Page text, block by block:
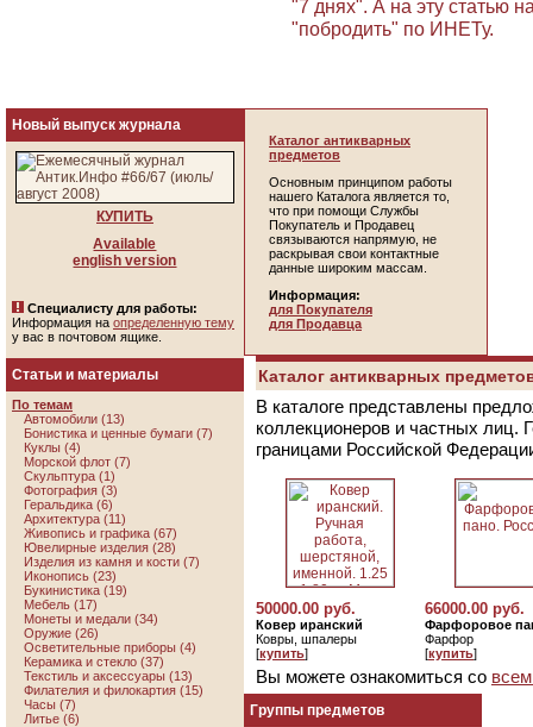
"7 днях". А на эту статью
"побродить" по ИНЕТу.
Новый выпуск журнала
КУПИТЬ
Available
english version
Специалисту для работы:
Информация на определенную тему
у вас в почтовом ящике.
Статьи и материалы
По темам
Автомобили (13)
Бонистика и ценные бумаги (7)
Куклы (4)
Морской флот (7)
Скульптура (1)
Фотография (3)
Геральдика (6)
Архитектура (11)
Живопись и графика (67)
Ювелирные изделия (28)
Изделия из камня и кости (7)
Иконопись (23)
Букинистика (19)
Мебель (17)
Монеты и медали (34)
Оружие (26)
Осветительные приборы (4)
Керамика и стекло (37)
Текстиль и аксессуары (13)
Филателия и филокартия (15)
Часы (7)
Литье (6)
Каталог антикварных
предметов
Основным принципом работы
нашего Каталога является то,
что при помощи Службы
Покупатель и Продавец
связываются напрямую, не
раскрывая свои контактные
данные широким массам.
Информация:
для Покупателя
для Продавца
Каталог антикварных
В каталоге представлены
коллекционеров и частных лиц.
границами Российской
50000.00 руб.
Ковер иранский
Ковры, шпалеры
[купить]
66000.00 руб.
Фарфоровое
Фарфор
[купить]
Вы можете ознакомиться со
Группы предметов